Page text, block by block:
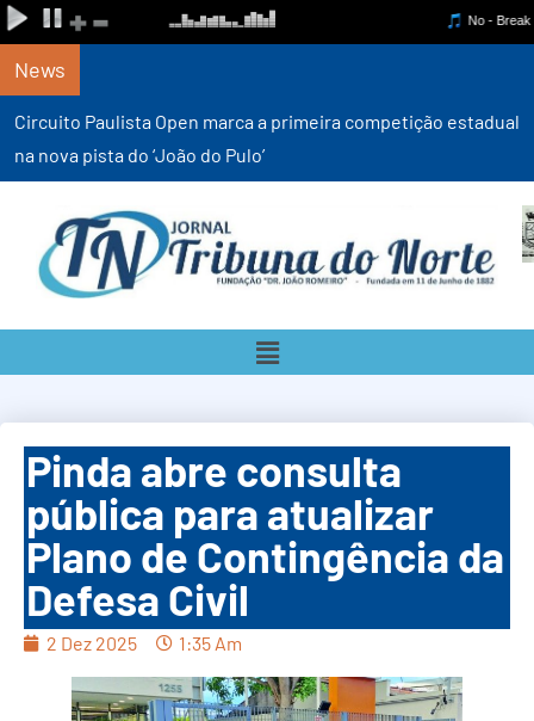
News
Circuito Paulista Open marca a primeira competição estadual
na nova pista do ‘João do Pulo’
Pinda abre consulta
pública para atualizar
Plano de Contingência da
Defesa Civil
2 Dez 2025 1:35 Am